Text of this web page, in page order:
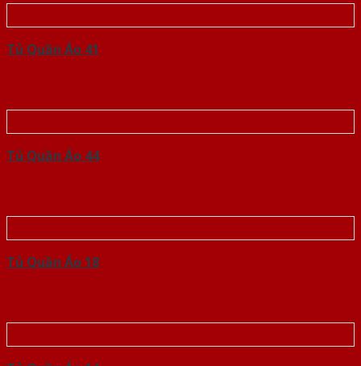
Tủ Quần Áo 41
Tủ Quần Áo 44
Tủ Quần Áo 18